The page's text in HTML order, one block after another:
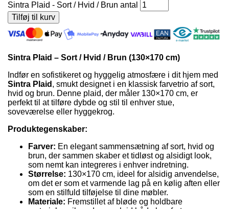
Sintra Plaid - Sort / Hvid / Brun antal
Tilføj til kurv
Sintra Plaid – Sort / Hvid / Brun (130×170 cm)
Indfør en sofistikeret og hyggelig atmosfære i dit hjem med
Sintra Plaid , smukt designet i en klassisk farvetrio af sort,
hvid og brun. Denne plaid, der måler 130×170 cm, er
perfekt til at tilføre dybde og stil til enhver stue,
soveværelse eller hyggekrog.
Produktegenskaber:
Farver: En elegant sammensætning af sort, hvid og
brun, der sammen skaber et tidløst og alsidigt look,
som nemt kan integreres i enhver indretning.
Størrelse: 130×170 cm, ideel for alsidig anvendelse,
om det er som et varmende lag på en kølig aften eller
som en stilfuld tilføjelse til dine møbler.
Materiale: Fremstillet af bløde og holdbare